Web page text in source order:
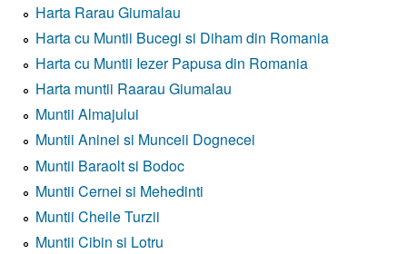
Harta Rarau Giumalau
Harta cu Muntii Bucegi si Diham din Romania
Harta cu Muntii Iezer Papusa din Romania
Harta muntii Raarau Giumalau
Muntii Almajului
Muntii Aninei si Munceii Dognecei
Muntii Baraolt si Bodoc
Muntii Cernei si Mehedinti
Muntii Cheile Turzii
Muntii Cibin si Lotru